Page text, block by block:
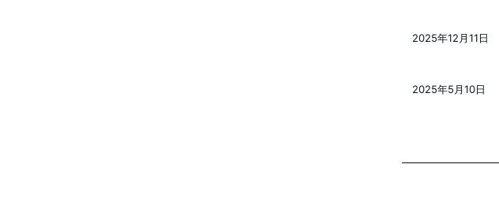
2025年12月11日
2025年5月10日